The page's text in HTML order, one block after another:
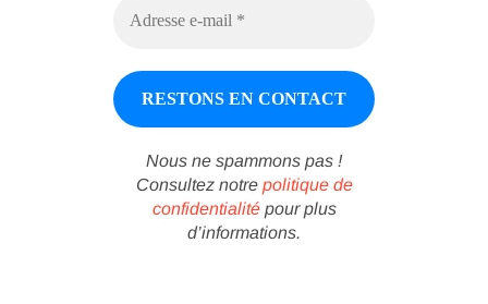
Nous ne spammons pas !
Consultez notre politique de
confidentialitépour plus
d’informations.